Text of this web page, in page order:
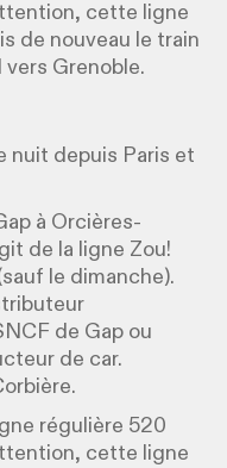
cette ligne
de nouveau le train
vers Grenoble.
nuit depuis Paris et
à Orcières-
de la ligne Zou!
le dimanche).
de Gap ou
de car.
régulière 520
cette ligne